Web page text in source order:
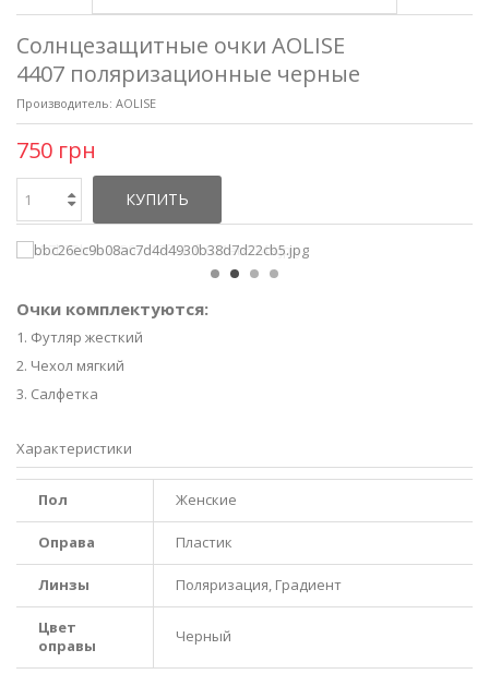
Солнцезащитные очки AOLISE
4407 поляризационные черные
Производитель: AOLISE
750 грн
КУПИТЬ
Очки комплектуются:
1. Футляр жесткий
2. Чехол мягкий
3. Салфетка
Характеристики
Пол Женские
Оправа Пластик
Линзы Поляризация, Градиент
Цвет
оправы
Черный